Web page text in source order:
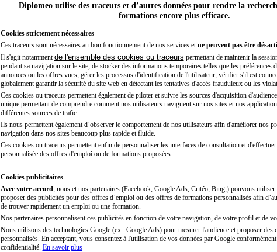
Diplomeo utilise des traceurs et d’autres données pour rendre la
formations encore plus efficace.
Cookies strictement nécessaires
Ces traceurs sont nécessaires au bon fonctionnement de nos services et ne peuvent pas être
Il s'agit notamment de l'ensemble des cookies ou traceurs permettant de maintenir la
pendant sa navigation sur le site, de stocker des informations temporaires telles que les préférences
annonces ou les offres vues, gérer les processus d'identification de l'utilisateur, vérifier s'il est
globalement garantir la sécurité du site web en détectant les tentatives d'accès frauduleux ou les
Ces cookies ou traceurs permettent également de piloter et suivre les sources d'acquisition
unique permettant de comprendre comment nos utilisateurs naviguent sur nos sites et nos
différentes sources de trafic.
Ils nous permettent également d’observer le comportement de nos utilisateurs afin d'améliorer nos
navigation dans nos sites beaucoup plus rapide et fluide.
Ces cookies ou traceurs permettent enfin de personnaliser les interfaces de consultation et
personnalisée des offres d'emploi ou de formations proposées.
Cookies publicitaires
Avec votre accord , nous et nos partenaires (Facebook, Google Ads, Critéo, Bing,) pouvons
proposer des publicités pour des offres d’emploi ou des offres de formations personnalisés afin
de trouver rapidement un emploi ou une formation.
Nos partenaires personnalisent ces publicités en fonction de votre navigation, de votre profil et de
Nous utilisons des technologies Google (ex : Google Ads) pour mesurer l'audience et proposer des
personnalisés. En acceptant, vous consentez à l'utilisation de vos données par Google
confidentialité. En savoir plus